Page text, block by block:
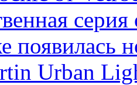
появилась
Urban